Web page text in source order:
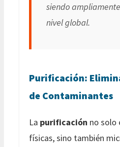
siendo
nivel global.
Purificación:
de Contaminantes
La purificación no solo
físicas, sino también